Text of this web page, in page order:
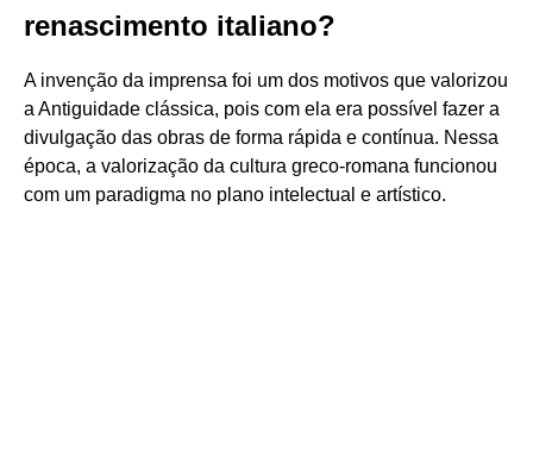
renascimento italiano?
A invenção da imprensa foi um dos motivos que valorizou
a Antiguidade clássica, pois com ela era possível fazer a
divulgação das obras de forma rápida e contínua. Nessa
época, a valorização da cultura greco-romana funcionou
com um paradigma no plano intelectual e artístico.